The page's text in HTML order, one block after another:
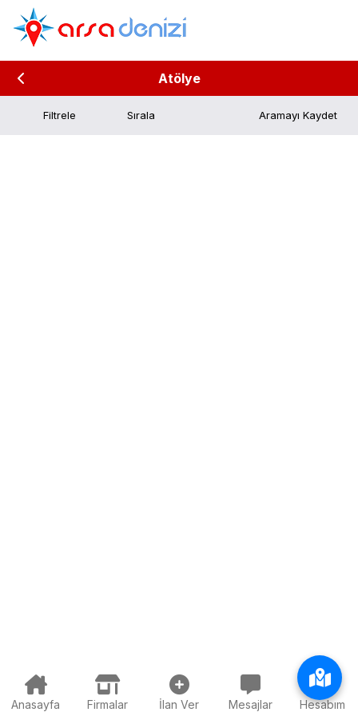
Atölye
Filtrele Aramayı Kaydet
Anasayfa Firmalar İlan Ver Mesajlar Hesabım